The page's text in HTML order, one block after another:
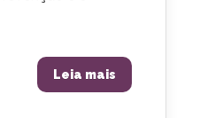
Leia mais